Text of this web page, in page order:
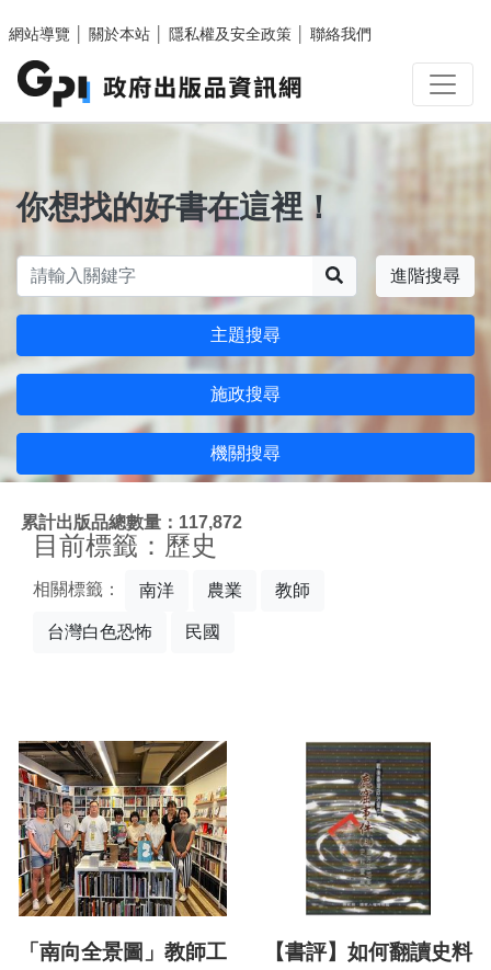
網站導覽
關於本站 隱私權及安全政策 聯絡我們
你想找的好書在這裡！
進階搜尋
主題搜尋
施政搜尋
機關搜尋
累計出版品總數量：117,872
目前標籤：歷史
相關標籤： 南洋 農業 教師
台灣白色恐怖 民國
「南向全景圖」教師工
【書評】如何翻讀史料